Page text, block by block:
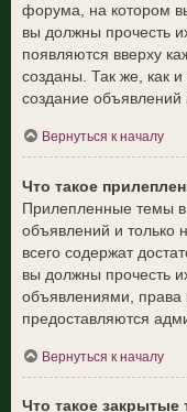
форума, на котором
вы должны прочесть
появляются вверху
созданы. Так же, как
создание
Вернуться к началу
Что такое
Прилепленные темы
объявлений и только
всего содержат
вы должны прочесть
объявлениями, права
предоставляются
Вернуться к началу
Что такое закрытые